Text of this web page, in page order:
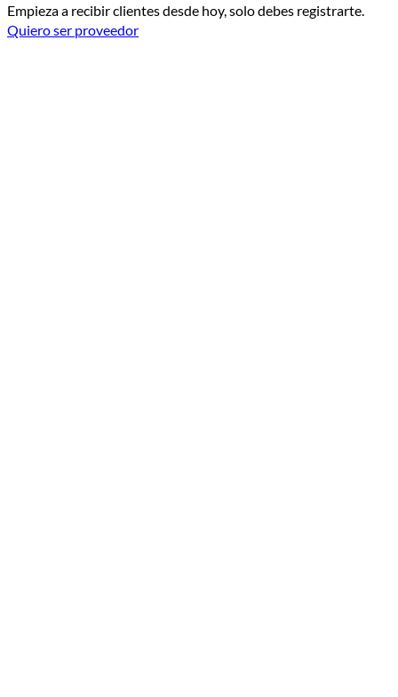
Empieza a recibir clientes desde hoy, solo debes registrarte.
Quiero ser proveedor